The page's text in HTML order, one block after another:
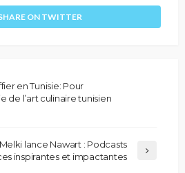
ON TWITTER
en Tunisie: Pour
de l’art culinaire tunisien
lance Nawart : Podcasts
inspirantes et impactantes